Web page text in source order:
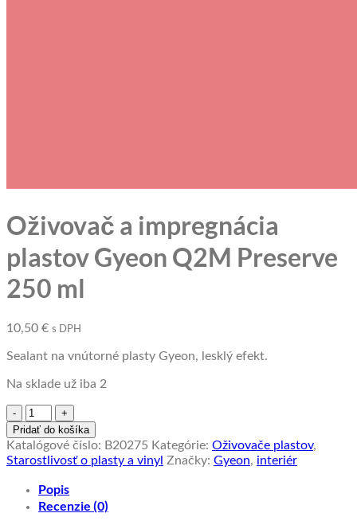
Oživovač a impregnácia
plastov Gyeon Q2M Preserve
250 ml
10,50 € s DPH
Sealant na vnútorné plasty Gyeon, lesklý efekt.
Na sklade už iba 2
množstvo
Oživovač
a
impregnácia
Gyeon
Q2M
Pridať do košíka
Katalógové číslo: B20275 Kategórie: Oživovače plastov,
Starostlivosť o plasty a vinyl Značky: Gyeon, interiér
Popis
Recenzie (0)